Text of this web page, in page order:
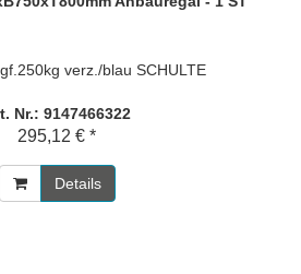
verz./blau SCHULTE
Nr.: 9147466322
295,12 € *
Details